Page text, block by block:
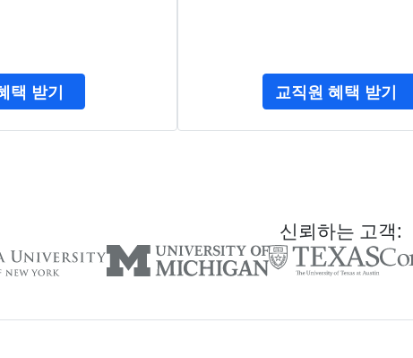
택 받기 교직원 혜택 받기
신뢰하는 고객: